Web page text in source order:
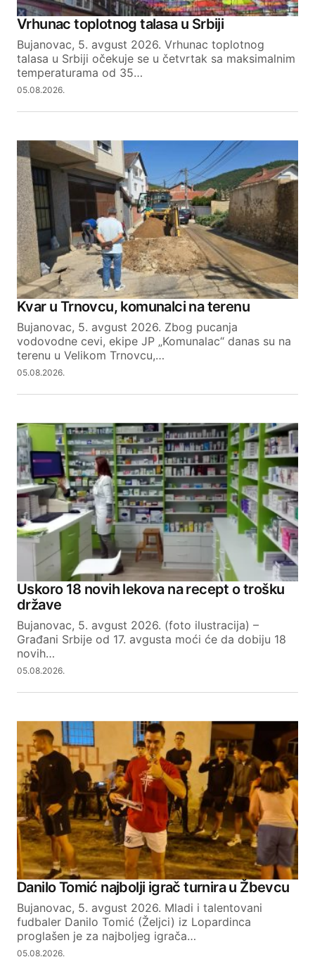
Vrhunac toplotnog talasa u Srbiji
Bujanovac, 5. avgust 2026. Vrhunac toplotnog
talasa u Srbiji očekuje se u četvrtak sa maksimalnim
temperaturama od 35…
05.08.2026.
Kvar u Trnovcu, komunalci na terenu
Bujanovac, 5. avgust 2026. Zbog pucanja
vodovodne cevi, ekipe JP „Komunalac“ danas su na
terenu u Velikom Trnovcu,…
05.08.2026.
Uskoro 18 novih lekova na recept o trošku
države
Bujanovac, 5. avgust 2026. (foto ilustracija) –
Građani Srbije od 17. avgusta moći će da dobiju 18
novih…
05.08.2026.
Danilo Tomić najbolji igrač turnira u Žbevcu
Bujanovac, 5. avgust 2026. Mladi i talentovani
fudbaler Danilo Tomić (Željci) iz Lopardinca
proglašen je za najboljeg igrača…
05.08.2026.